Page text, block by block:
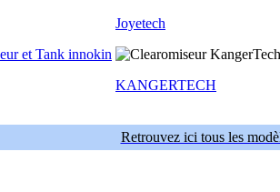
Joyetech
KANGERTECH
Retrouvez ici tous les